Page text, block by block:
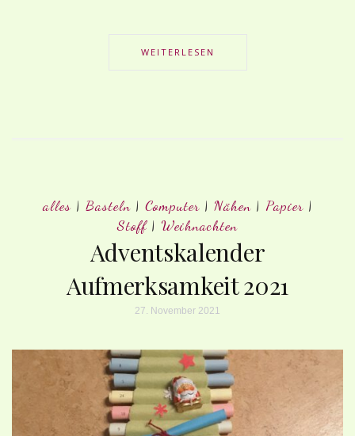
WEITERLESEN
alles| Basteln| Computer| Nähen| Papier|
Stoff| Weihnachten
Adventskalender
Aufmerksamkeit 2021
27. November 2021